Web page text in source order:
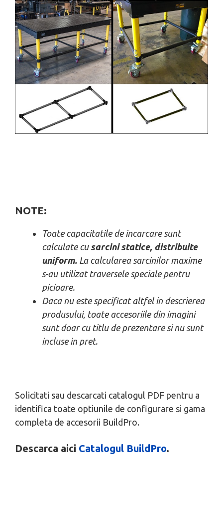
NOTE:
Toate capacitatile de incarcare sunt
calculate cu sarcini statice, distribuite
uniform. La calcularea sarcinilor maxime
s-au utilizat traversele speciale pentru
picioare.
Daca nu este specificat altfel in descrierea
produsului, toate accesoriile din imagini
sunt doar cu titlu de prezentare si nu sunt
incluse in pret.
Solicitati sau descarcati catalogul PDF pentru a
identifica toate optiunile de configurare si gama
completa de accesorii BuildPro.
Descarca aici Catalogul BuildPro.